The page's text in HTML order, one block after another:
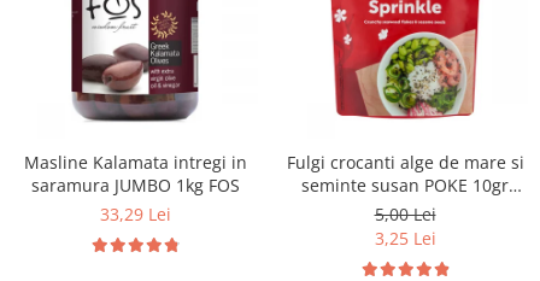
Masline Kalamata intregi in
saramura JUMBO 1kg FOS
33,29 Lei
Fulgi crocanti alge de mare si
seminte susan POKE 10gr
Saitaku
5,00 Lei
3,25 Lei